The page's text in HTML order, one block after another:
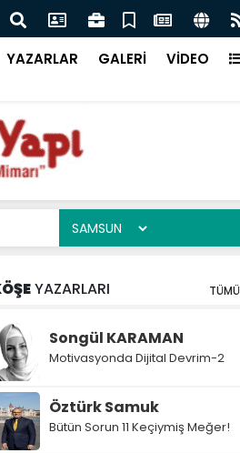
Kazanı Nedir ve Nasıl Seçilir?
YAZARLAR GALERİ VİDEO
YAZARLARI TÜMÜ
Songül KARAMAN
Motivasyonda Dijital Devrim-2
Öztürk Samuk
Bütün Sorun 11 Keçiymiş Meğer!